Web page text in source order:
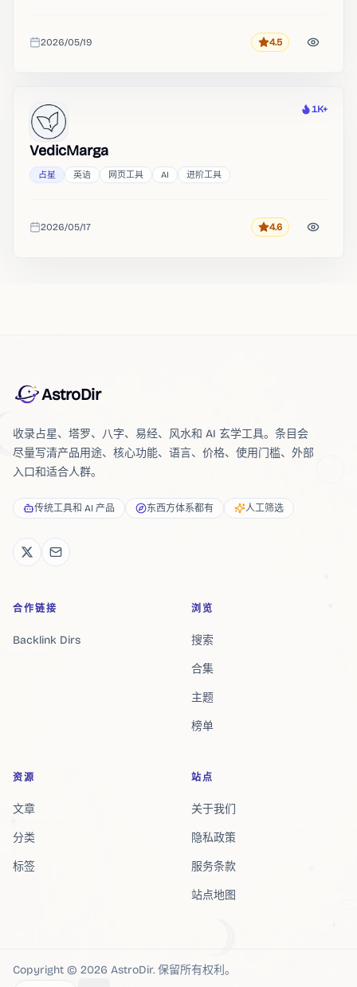
收录时间
2026/05/19 评分4.5
热度
1K+
VedicMarga
占星 英语 网页工具 AI 进阶工具
收录时间
2026/05/17 评分4.6
AstroDir
收录占星、塔罗、八字、易经、风水和 AI 玄学工具。条目会
尽量写清产品用途、核心功能、语言、价格、使用门槛、外部
入口和适合人群。
传统工具和 AI 产品 东西方体系都有 人工筛选
合作链接
Backlink Dirs
浏览
搜索
合集
主题
榜单
资源
文章
分类
标签
站点
关于我们
隐私政策
服务条款
站点地图
Copyright © 2026 AstroDir. 保留所有权利。